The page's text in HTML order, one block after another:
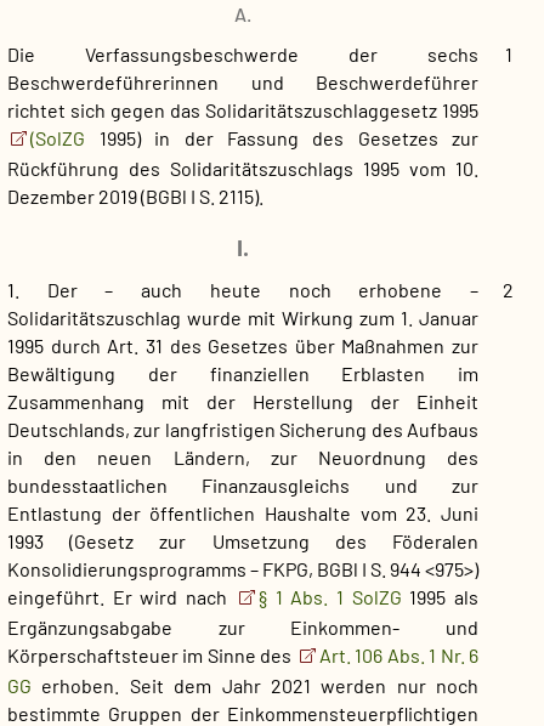
A.
1
Die Verfassungsbeschwerde der sechs
Beschwerdeführerinnen und Beschwerdeführer
richtet sich gegen das Solidaritätszuschlaggesetz 1995
(SolZG 1995) in der Fassung des Gesetzes zur
Rückführung des Solidaritätszuschlags 1995 vom 10.
Dezember 2019 (BGBl I S. 2115).
I.
2
1. Der – auch heute noch erhobene –
Solidaritätszuschlag wurde mit Wirkung zum 1. Januar
1995 durch Art. 31 des Gesetzes über Maßnahmen zur
Bewältigung der finanziellen Erblasten im
Zusammenhang mit der Herstellung der Einheit
Deutschlands, zur langfristigen Sicherung des Aufbaus
in den neuen Ländern, zur Neuordnung des
bundesstaatlichen Finanzausgleichs und zur
Entlastung der öffentlichen Haushalte vom 23. Juni
1993 (Gesetz zur Umsetzung des Föderalen
Konsolidierungsprogramms – FKPG, BGBl I S. 944 <975>)
eingeführt. Er wird nach
§ 1 Abs. 1 SolZG 1995 als
Ergänzungsabgabe zur Einkommen- und
Körperschaftsteuer im Sinne des
Art. 106 Abs. 1 Nr. 6
GG erhoben. Seit dem Jahr 2021 werden nur noch
bestimmte Gruppen der Einkommensteuerpflichtigen